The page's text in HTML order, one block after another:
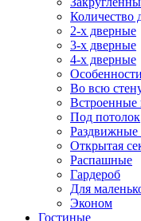
Количество
2-х дверные
3-х дверные
4-х дверные
Особенности
Во всю
Под потолок
Открытая
Распашные
Гардероб
Для
Эконом
Гостиные